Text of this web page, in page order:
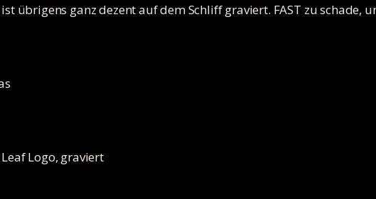
übrigens ganz dezent auf dem Schliff graviert. FAST zu schade,
Logo, graviert